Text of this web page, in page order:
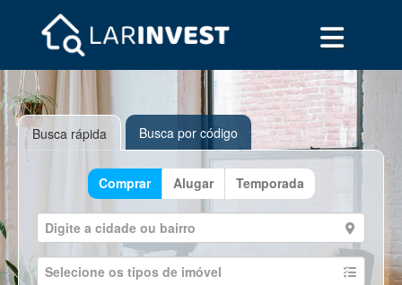
Busca rápida Busca por código
Comprar Alugar Temporada